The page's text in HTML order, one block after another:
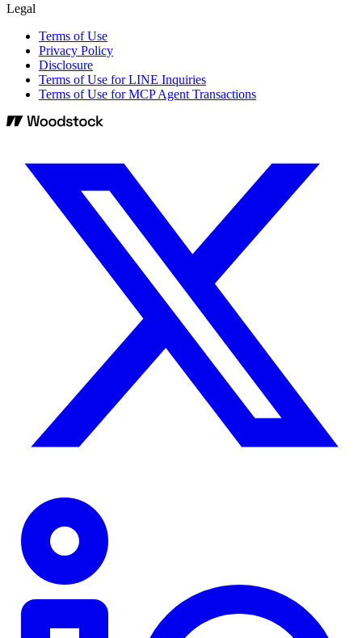
Legal
Terms of Use
Privacy Policy
Disclosure
Terms of Use for LINE Inquiries
Terms of Use for MCP Agent Transactions